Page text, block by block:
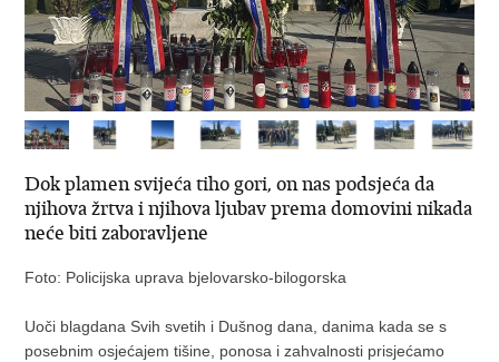
Dok plamen svijeća tiho gori, on nas podsjeća da
njihova žrtva i njihova ljubav prema domovini nikada
neće biti zaboravljene
Foto: Policijska uprava bjelovarsko-bilogorska
Uoči blagdana Svih svetih i Dušnog dana, danima kada se s
posebnim osjećajem tišine, ponosa i zahvalnosti prisjećamo